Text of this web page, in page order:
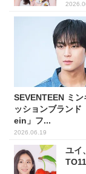
SEVENTEEN ミン
ッションブラン
ein」フ...
2026.06.19
ユイ